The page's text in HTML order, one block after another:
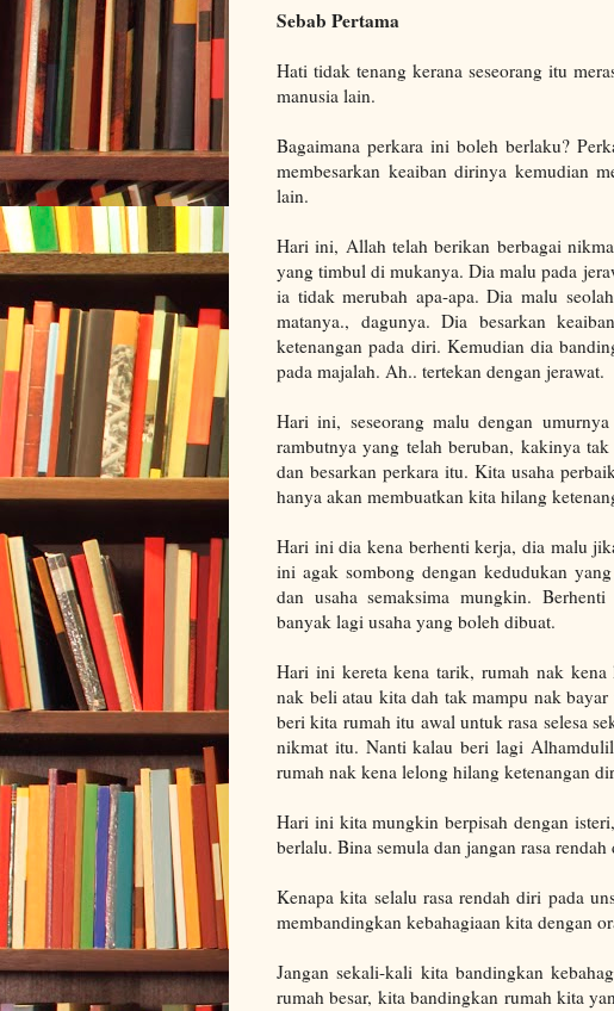
Sebab Pertama
Hati tidak tenang kerana seseorang itu
manusia lain.
Bagaimana perkara ini boleh berlaku?
membesarkan keaiban dirinya kemudian
lain.
Hari ini, Allah telah berikan berbagai
yang timbul di mukanya. Dia malu pada
ia tidak merubah apa-apa. Dia malu
matanya., dagunya. Dia besarkan
ketenangan pada diri. Kemudian dia
pada majalah. Ah.. tertekan dengan jerawat.
Hari ini, seseorang malu dengan
rambutnya yang telah beruban, kakinya
dan besarkan perkara itu. Kita usaha
hanya akan membuatkan kita hilang
Hari ini dia kena berhenti kerja, dia malu
ini agak sombong dengan kedudukan
dan usaha semaksima mungkin.
banyak lagi usaha yang boleh dibuat.
Hari ini kereta kena tarik, rumah nak
nak beli atau kita dah tak mampu nak
beri kita rumah itu awal untuk rasa selesa
nikmat itu. Nanti kalau beri lagi
rumah nak kena lelong hilang ketenangan
Hari ini kita mungkin berpisah dengan
berlalu. Bina semula dan jangan rasa
Kenapa kita selalu rasa rendah diri pada
membandingkan kebahagiaan kita dengan
Jangan sekali-kali kita bandingkan
rumah besar, kita bandingkan rumah kita